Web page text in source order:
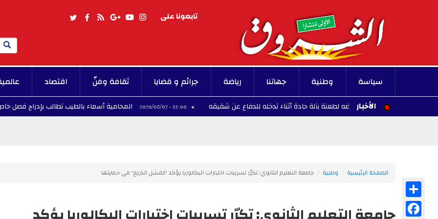
تابعونا على
Search
سياسة وطنية جهاتنا رياضة جرائم و قضايا ثقافة وفنّ اقتصاد
الأخبار
شاب بعد تعرضه لطعنة بآلة حادة أثناء تدخله للدفاع عن شقيقه 13:00 - 2026/08/07 المحامية أسماء بالطيب تطالب بإدراج فصل خاص بإجراءات
الصفحة الرئيسية وطنية جامعة التعليم الثانوي: تكرّر تسريبات اختبارات البكالوريا يؤكد 'الفشل الذريع' في حمايتها
Facebook